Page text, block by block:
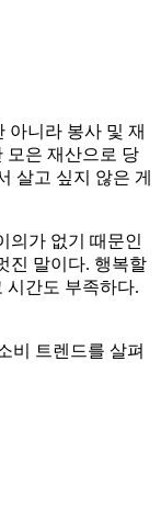
아니라 봉사 및 재
모은 재산으로 당
살고 싶지 않은 게
의가 없기 때문인
진 말이다. 행복할
시간도 부족하다.
비 트렌드를 살펴